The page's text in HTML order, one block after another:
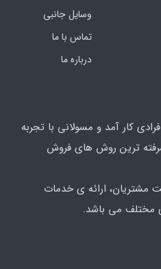
وسایل جانبی
تماس با ما
درباره ما
کار آمد و مسولانی با تجربه
ترین روش های فروش
مشتریان، ارائه ی خدمات
مختلف می باشد.